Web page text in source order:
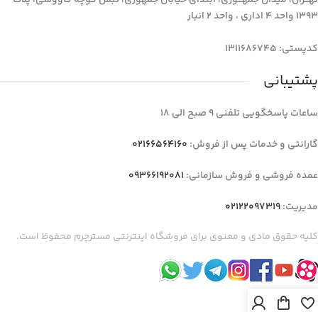
1393 واحد 4 اداری ، واحد 2 انبار
کدپستی: 1311686745
پشتیبانی
ساعات پاسخگویی تلفنی 9 صبح الی 18
گارانتی و خدمات پس از فروش: 02166564160
عمده فروشی و فروش سازمانی: 09366192081
مدیریت:02122097319
کلیه حقوق مادی و معنوی برای فروشگاه اینترنتی مسترچرم محفوظ است.